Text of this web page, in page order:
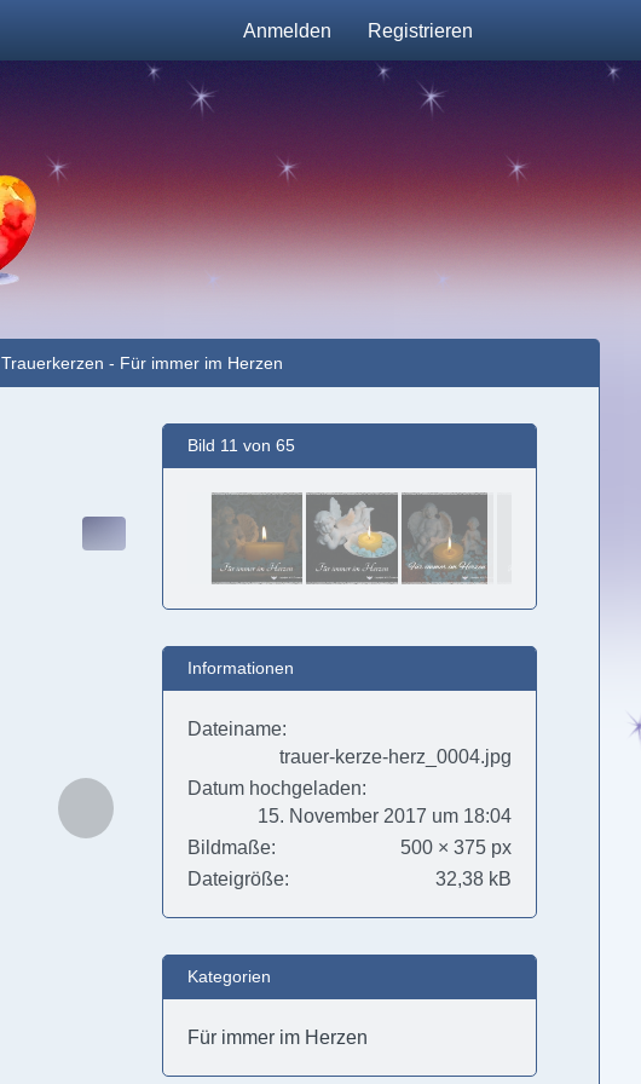
Anmelden Registrieren
Trauerkerzen - Für immer im Herzen
Bild 11 von 65
Informationen
Dateiname
trauer-kerze-herz_0004.jpg
Datum hochgeladen
15. November 2017 um 18:04
Bildmaße
500 × 375 px
Dateigröße
32,38 kB
Kategorien
Für immer im Herzen